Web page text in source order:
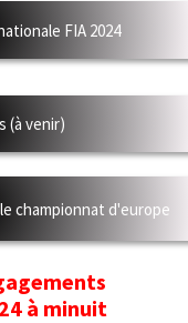
FIA 2024
d'europe
minuit